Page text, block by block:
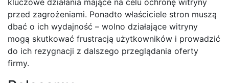
kluczowe działania mające na celu ochronę witryny
przed zagrożeniami. Ponadto właściciele stron muszą
dbać o ich wydajność – wolno działające witryny
mogą skutkować frustracją użytkowników i prowadzić
do ich rezygnacji z dalszego przeglądania oferty
firmy.